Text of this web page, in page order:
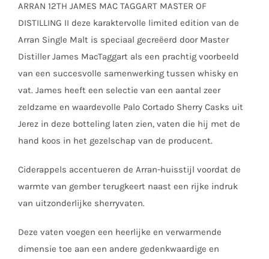
ARRAN 12TH JAMES MAC TAGGART MASTER OF
DISTILLING II deze karaktervolle limited edition van de
Arran Single Malt is speciaal gecreëerd door Master
Distiller James MacTaggart als een prachtig voorbeeld
van een succesvolle samenwerking tussen whisky en
vat. James heeft een selectie van een aantal zeer
zeldzame en waardevolle Palo Cortado Sherry Casks uit
Jerez in deze botteling laten zien, vaten die hij met de
hand koos in het gezelschap van de producent.
Ciderappels accentueren de Arran-huisstijl voordat de
warmte van gember terugkeert naast een rijke indruk
van uitzonderlijke sherryvaten.
Deze vaten voegen een heerlijke en verwarmende
dimensie toe aan een andere gedenkwaardige en